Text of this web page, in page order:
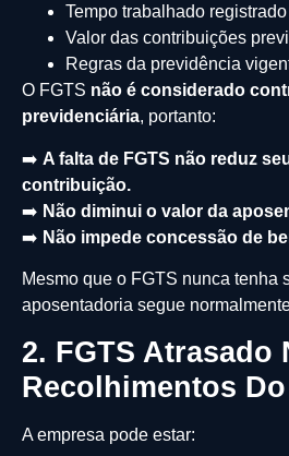
Tempo trabalhado registrado
Valor das contribuições
Regras da previdência
O FGTS não é considerado
previdenciária, portanto:
➡️ A falta de FGTS não reduz
contribuição.
➡️ Não diminui o valor da
➡️ Não impede concessão de
Mesmo que o FGTS nunca tenha
aposentadoria segue
2. FGTS Atrasado
Recolhimentos Do
A empresa pode estar: